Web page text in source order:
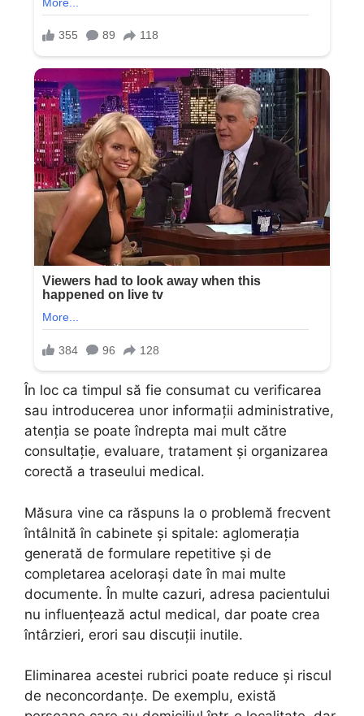
În loc ca timpul să fie consumat cu verificarea
sau introducerea unor informații administrative,
atenția se poate îndrepta mai mult către
consultație, evaluare, tratament și organizarea
corectă a traseului medical.
Măsura vine ca răspuns la o problemă frecvent
întâlnită în cabinete și spitale: aglomerația
generată de formulare repetitive și de
completarea acelorași date în mai multe
documente. În multe cazuri, adresa pacientului
nu influențează actul medical, dar poate crea
întârzieri, erori sau discuții inutile.
Eliminarea acestei rubrici poate reduce și riscul
de neconcordanțe. De exemplu, există